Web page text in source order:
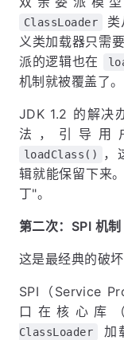
ClassLoader
义类加载器只需
派的逻辑也在
机制就被覆盖了。
JDK 1.2 的解决
法，引导
loadClass() ，
辑就能保留下来
丁"。
第二次：SPI 机
这是最经典的破
SPI（Service
口在核心库（
ClassLoader
加